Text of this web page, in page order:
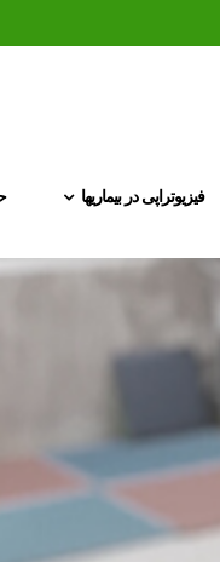
فیزیوتراپی در بیماریها